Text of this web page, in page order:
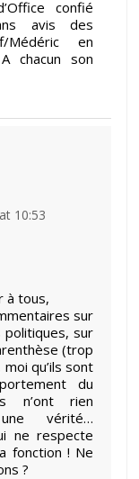
confié
avis des
Médéric en
chacun son
10:53
à tous,
sur
politiques, sur
(trop
qu’ils sont
du
n’ont rien
une vérité…
ne respecte
fonction ! Ne
?